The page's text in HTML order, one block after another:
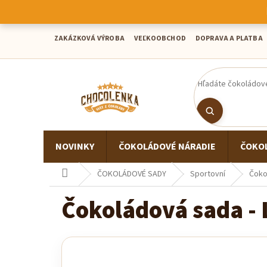
obsah
ZAKÁZKOVÁ VÝROBA VEĽKOOBCHOD DOPRAVA A PLATBA
NOVINKY ČOKOLÁDOVÉ NÁRADIE
Domov ČOKOLÁDOVÉ SADY Sportovní
Čokoládová sada -